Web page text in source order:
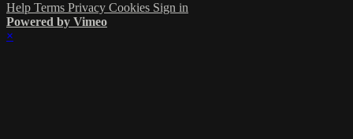
Help Terms Privacy Cookies Sign in
Powered by Vimeo
×